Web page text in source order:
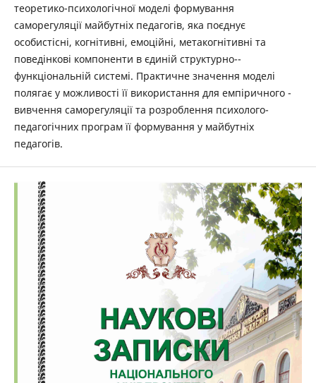
теоретико-психологічної моделі формування
саморегуляції майбутніх педагогів, яка поєднує
особистісні, когнітивні, емоційні, метакогнітивні та
поведінкові компоненти в єдиній структурно-­
функціональній системі. Практичне значення моделі
полягає у можливості її використання для емпіричного ­
вивчення саморегуляції та розроблення психолого-
педагогічних програм її формування у майбутніх
педагогів.